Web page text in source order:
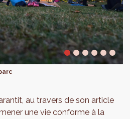
au travers de son article
une vie conforme à la